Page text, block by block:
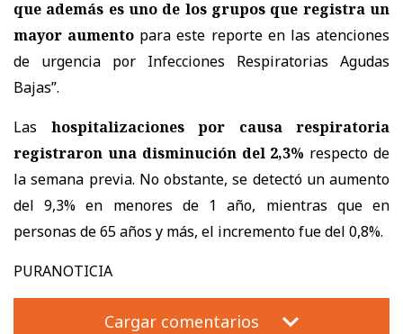
que además es uno de los grupos que registra un
mayor aumento para este reporte en las atenciones
de urgencia por Infecciones Respiratorias Agudas
Bajas”.
Las hospitalizaciones por causa respiratoria
registraron una disminución del 2,3% respecto de
la semana previa. No obstante, se detectó un aumento
del 9,3% en menores de 1 año, mientras que en
personas de 65 años y más, el incremento fue del 0,8%.
PURANOTICIA
Cargar comentarios